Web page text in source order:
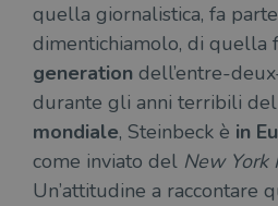
quella giornalistica, fa
dimentichiamolo, di quella
generation dell’entre-
durante gli anni terribili
mondiale, Steinbeck è in
come inviato del New York
Un’attitudine a raccontare
Nome
wordpress_test_cookie